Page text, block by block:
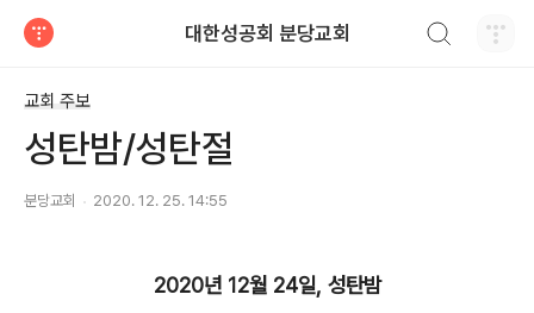
대한성공회 분당교회
교회 주보
성탄밤/성탄절
분당교회 2020. 12. 25. 14:55
2020년 12월 24일, 성탄밤